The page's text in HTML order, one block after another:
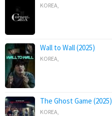
KOREA
Wall to Wall (2025)
KOREA
The Ghost Game (2025)
KOREA